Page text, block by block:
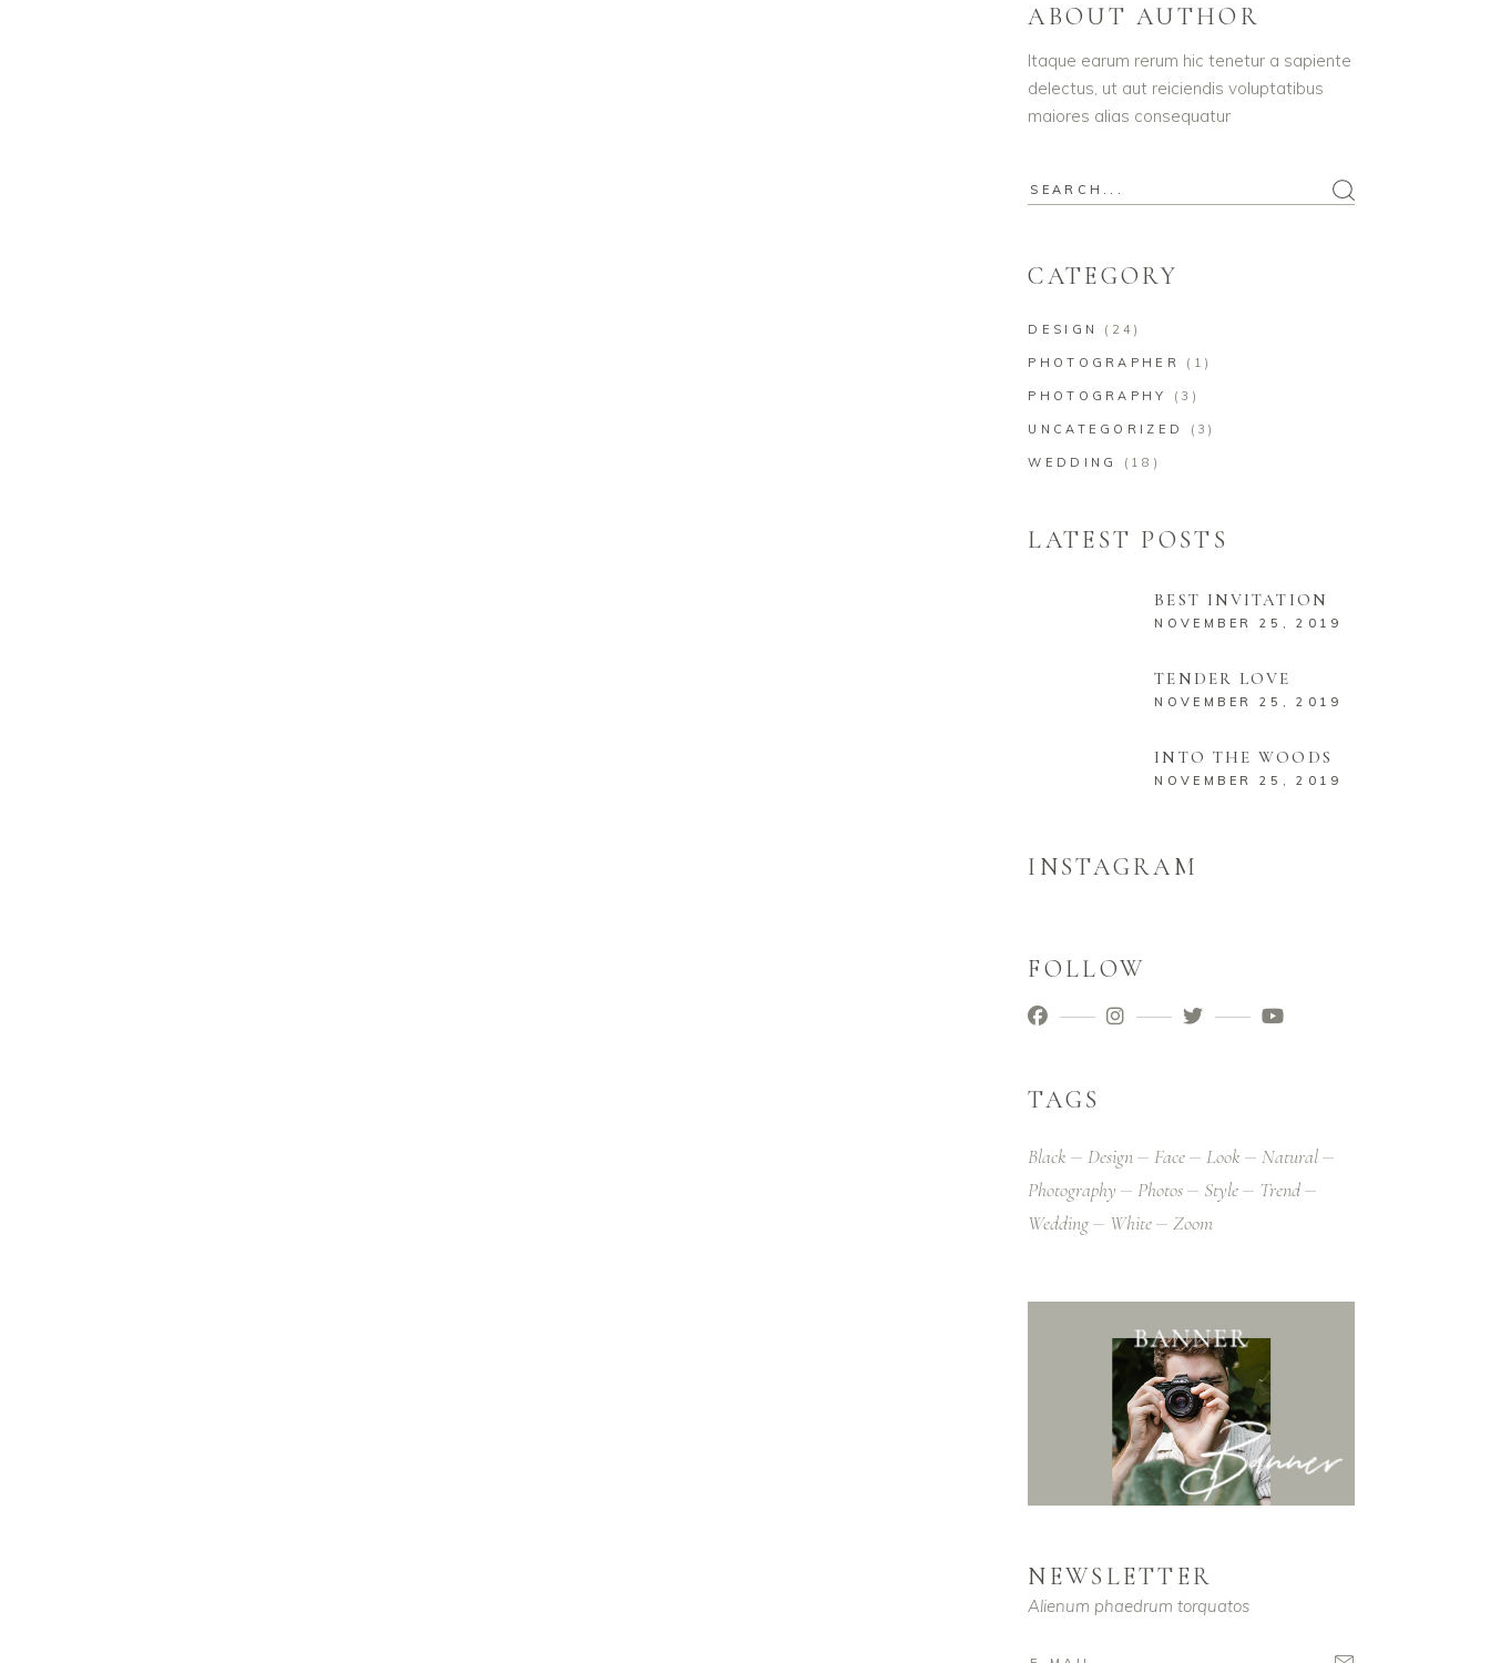
ABOUT AUTHOR
Itaque earum rerum hic tenetur a sapiente
delectus, ut aut reiciendis voluptatibus
maiores alias consequatur
Search
CATEGORY
DESIGN (24)
PHOTOGRAPHER (1)
PHOTOGRAPHY (3)
UNCATEGORIZED (3)
WEDDING (18)
LATEST POSTS
BEST INVITATION
NOVEMBER 25, 2019
TENDER LOVE
NOVEMBER 25, 2019
INTO THE WOODS
NOVEMBER 25, 2019
INSTAGRAM
FOLLOW
TAGS
Black Design Face Look
Natural
Photography
Photos Style
Trend
Wedding
White Zoom
NEWSLETTER
Alienum phaedrum torquatos